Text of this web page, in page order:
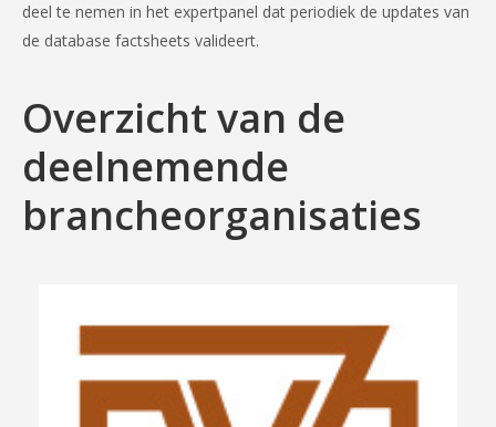
deel te nemen in het expertpanel dat periodiek de updates van
de database factsheets valideert.
Overzicht van de
deelnemende
brancheorganisaties